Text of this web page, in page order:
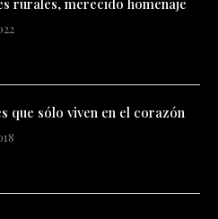
rurales, merecido homenaje
que sólo viven en el corazón